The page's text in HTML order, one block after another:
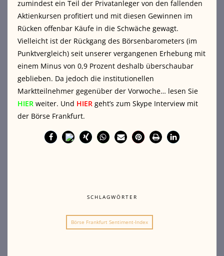
zumindest ein Teil der Privatanleger von den fallenden
Aktienkursen profitiert und mit diesen Gewinnen im
Rücken offenbar Käufe in die Schwäche gewagt.
Vielleicht ist der Rückgang des Börsenbarometers (im
Punktvergleich) seit unserer vergangenen Erhebung mit
einem Minus von 0,9 Prozent deshalb überschaubar
geblieben. Da jedoch die institutionellen
Marktteilnehmer gegenüber der Vorwoche… lesen Sie
HIER weiter. Und HIER geht’s zum Skype Interview mit
der Börse Frankfurt.
SCHLAGWÖRTER
Börse Frankfurt Sentiment-Index